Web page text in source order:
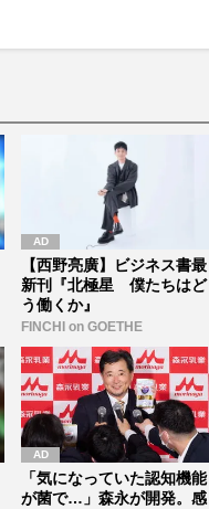
【西野亮廣】ビジネス書最
新刊『北極星 僕たちはど
う働くか』
FINCHI on GOETHE
「気になっていた認知機能
が菌で…」森永が開発。感